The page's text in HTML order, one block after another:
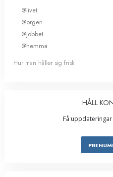
@livet
@orgen
@jobbet
@hemma
Hur man håller sig frisk
HÅLL
Få